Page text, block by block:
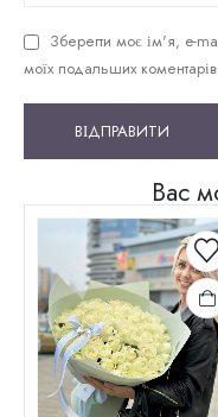
Зберегти моє ім'я, e-
моїх подальших
Вас